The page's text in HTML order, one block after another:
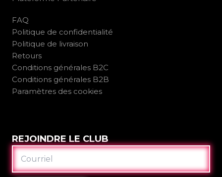
FAQ
Politique de confidentialité
Politique de livraison
Retours
Conditions générales B2C
Conditions générales B2B
Paramètres des cookies
REJOINDRE LE CLUB
COURRIEL